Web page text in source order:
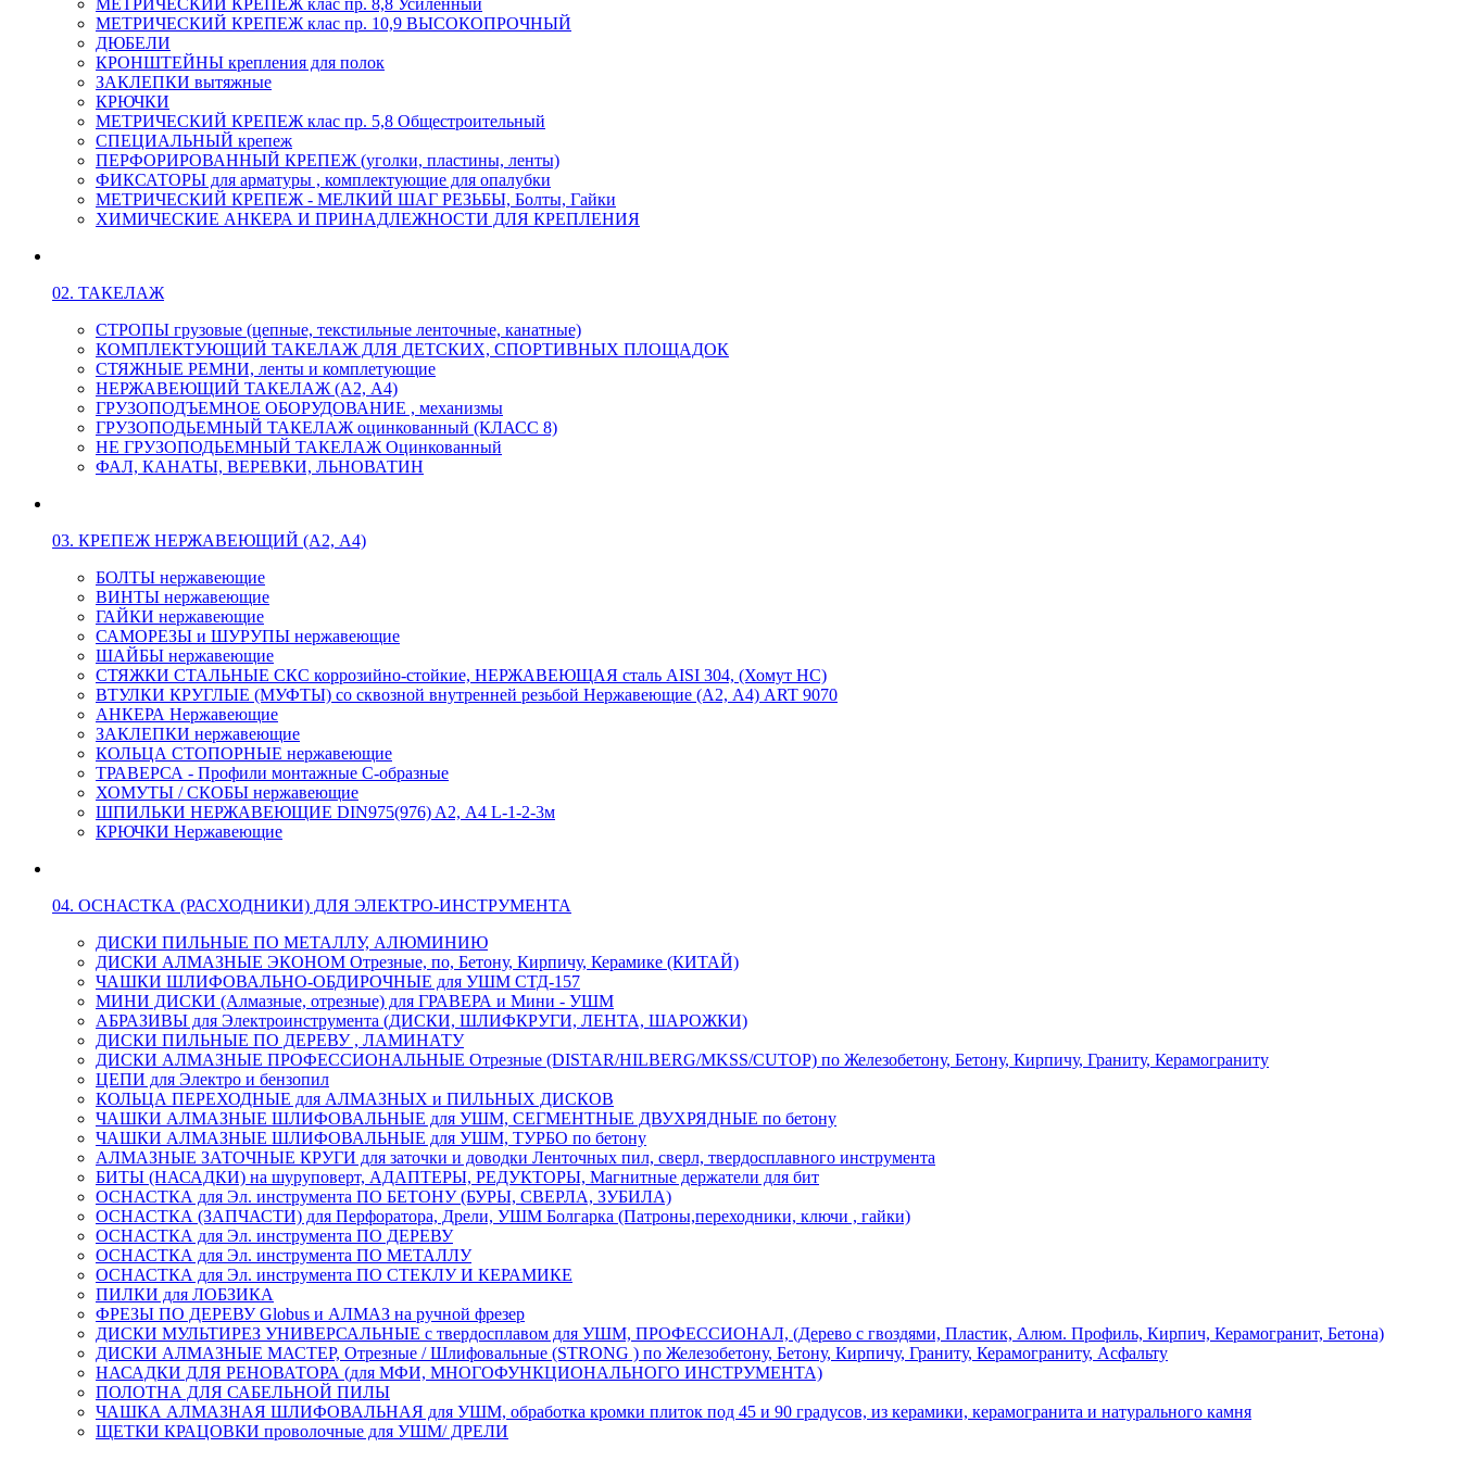
МЕТРИЧЕСКИЙ КРЕПЕЖ клас пр. 8,8 Усиленный
МЕТРИЧЕСКИЙ КРЕПЕЖ клас пр. 10,9 ВЫСОКОПРОЧНЫЙ
ДЮБЕЛИ
КРОНШТЕЙНЫ крепления для полок
ЗАКЛЕПКИ вытяжные
КРЮЧКИ
МЕТРИЧЕСКИЙ КРЕПЕЖ клас пр. 5,8 Общестроительный
СПЕЦИАЛЬНЫЙ крепеж
ПЕРФОРИРОВАННЫЙ КРЕПЕЖ (уголки, пластины, ленты)
ФИКСАТОРЫ для арматуры , комплектующие для опалубки
МЕТРИЧЕСКИЙ КРЕПЕЖ - МЕЛКИЙ ШАГ РЕЗЬБЫ, Болты, Гайки
ХИМИЧЕСКИЕ АНКЕРА И ПРИНАДЛЕЖНОСТИ ДЛЯ КРЕПЛЕНИЯ
02. ТАКЕЛАЖ
СТРОПЫ грузовые (цепные, текстильные ленточные, канатные)
КОМПЛЕКТУЮЩИЙ ТАКЕЛАЖ ДЛЯ ДЕТСКИХ, СПОРТИВНЫХ ПЛОЩАДОК
СТЯЖНЫЕ РЕМНИ, ленты и комплетующие
НЕРЖАВЕЮЩИЙ ТАКЕЛАЖ (А2, А4)
ГРУЗОПОДЪЕМНОЕ ОБОРУДОВАНИЕ , механизмы
ГРУЗОПОДЬЕМНЫЙ ТАКЕЛАЖ оцинкованный (КЛАСС 8)
НЕ ГРУЗОПОДЬЕМНЫЙ ТАКЕЛАЖ Оцинкованный
ФАЛ, КАНАТЫ, ВЕРЕВКИ, ЛЬНОВАТИН
03. КРЕПЕЖ НЕРЖАВЕЮЩИЙ (А2, А4)
БОЛТЫ нержавеющие
ВИНТЫ нержавеющие
ГАЙКИ нержавеющие
САМОРЕЗЫ и ШУРУПЫ нержавеющие
ШАЙБЫ нержавеющие
СТЯЖКИ СТАЛЬНЫЕ СКС коррозийно-стойкие, НЕРЖАВЕЮЩАЯ сталь AISI 304, (Хомут НС)
ВТУЛКИ КРУГЛЫЕ (МУФТЫ) со сквозной внутренней резьбой Нержавеющие (А2, А4) ART 9070
АНКЕРА Нержавеющие
ЗАКЛЕПКИ нержавеющие
КОЛЬЦА СТОПОРНЫЕ нержавеющие
ТРАВЕРСА - Профили монтажные С-образные
ХОМУТЫ / СКОБЫ нержавеющие
ШПИЛЬКИ НЕРЖАВЕЮЩИЕ DIN975(976) A2, А4 L-1-2-3м
КРЮЧКИ Нержавеющие
04. ОСНАСТКА (РАСХОДНИКИ) ДЛЯ ЭЛЕКТРО-ИНСТРУМЕНТА
ДИСКИ ПИЛЬНЫЕ ПО МЕТАЛЛУ, АЛЮМИНИЮ
ДИСКИ АЛМАЗНЫЕ ЭКОНОМ Отрезные, по, Бетону, Кирпичу, Керамике (КИТАЙ)
ЧАШКИ ШЛИФОВАЛЬНО-ОБДИРОЧНЫЕ для УШМ СТД-157
МИНИ ДИСКИ (Алмазные, отрезные) для ГРАВЕРА и Мини - УШМ
АБРАЗИВЫ для Электроинструмента (ДИСКИ, ШЛИФКРУГИ, ЛЕНТА, ШАРОЖКИ)
ДИСКИ ПИЛЬНЫЕ ПО ДЕРЕВУ , ЛАМИНАТУ
ДИСКИ АЛМАЗНЫЕ ПРОФЕССИОНАЛЬНЫЕ Отрезные (DISTAR/HILBERG/MKSS/CUTOP) по Железобетону, Бетону, Кирпичу, Граниту, Керамограниту
ЦЕПИ для Электро и бензопил
КОЛЬЦА ПЕРЕХОДНЫЕ для АЛМАЗНЫХ и ПИЛЬНЫХ ДИСКОВ
ЧАШКИ АЛМАЗНЫЕ ШЛИФОВАЛЬНЫЕ для УШМ, СЕГМЕНТНЫЕ ДВУХРЯДНЫЕ по бетону
ЧАШКИ АЛМАЗНЫЕ ШЛИФОВАЛЬНЫЕ для УШМ, ТУРБО по бетону
АЛМАЗНЫЕ ЗАТОЧНЫЕ КРУГИ для заточки и доводки Ленточных пил, сверл, твердосплавного инструмента
БИТЫ (НАСАДКИ) на шуруповерт, АДАПТЕРЫ, РЕДУКТОРЫ, Магнитные держатели для бит
ОСНАСТКА для Эл. инструмента ПО БЕТОНУ (БУРЫ, СВЕРЛА, ЗУБИЛА)
ОСНАСТКА (ЗАПЧАСТИ) для Перфоратора, Дрели, УШМ Болгарка (Патроны,переходники, ключи , гайки)
ОСНАСТКА для Эл. инструмента ПО ДЕРЕВУ
ОСНАСТКА для Эл. инструмента ПО МЕТАЛЛУ
ОСНАСТКА для Эл. инструмента ПО СТЕКЛУ И КЕРАМИКЕ
ПИЛКИ для ЛОБЗИКА
ФРЕЗЫ ПО ДЕРЕВУ Globus и АЛМАЗ на ручной фрезер
ДИСКИ МУЛЬТИРЕЗ УНИВЕРСАЛЬНЫЕ с твердосплавом для УШМ, ПРОФЕССИОНАЛ, (Дерево с гвоздями, Пластик, Алюм. Профиль, Кирпич, Керамогранит, Бетона)
ДИСКИ АЛМАЗНЫЕ МАСТЕР, Отрезные / Шлифовальные (STRONG ) по Железобетону, Бетону, Кирпичу, Граниту, Керамограниту, Асфальту
НАСАДКИ ДЛЯ РЕНОВАТОРА (для МФИ, МНОГОФУНКЦИОНАЛЬНОГО ИНСТРУМЕНТА)
ПОЛОТНА ДЛЯ САБЕЛЬНОЙ ПИЛЫ
ЧАШКА АЛМАЗНАЯ ШЛИФОВАЛЬНАЯ для УШМ, обработка кромки плиток под 45 и 90 градусов, из керамики, керамогранита и натурального камня
ЩЕТКИ КРАЦОВКИ проволочные для УШМ/ ДРЕЛИ